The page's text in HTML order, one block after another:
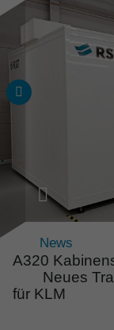
News
A320
Neues
für KLM